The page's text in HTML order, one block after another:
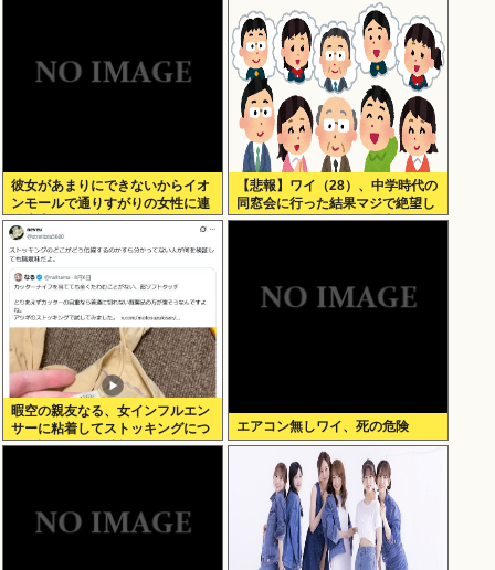
傷”殺到
彼女があまりにできないからイオ
ンモールで通りすがりの女性に連
絡先書いた紙渡すよ
【悲報】ワイ（28）、中学時代の
同窓会に行った結果マジで絶望し
てしまう・・・・・・理由がこち
暇空の親友なる、女インフルエン
サーに粘着してストッキングにつ
いて語りだし嫌儲卿として格を見
エアコン無しワイ、死の危険